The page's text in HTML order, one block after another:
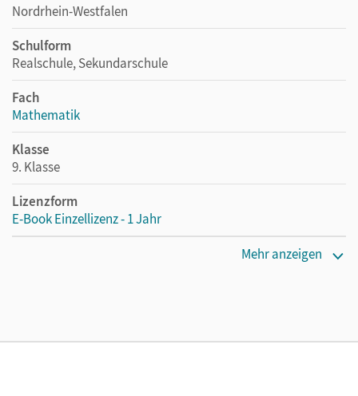
Nordrhein-Westfalen
Schulform
Realschule, Sekundarschule
Fach
Mathematik
Klasse
9. Klasse
Lizenzform
E-Book Einzellizenz - 1 Jahr
Privatpersonen, die nur mit dem E-Book arbeiten.
Mehr anzeigen